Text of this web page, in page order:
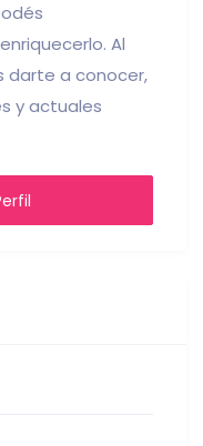
Al
darte a conocer,
y actuales